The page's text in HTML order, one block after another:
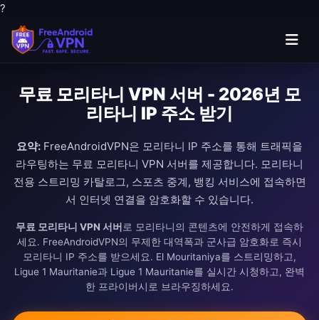
?
무료 모리타니 VPN 서버 - 2026년 모
리타니 IP 주소 받기
요약: FreeAndroidVPN은 모리타니 IP 주소를 통해 트래픽을
라우팅하는 무료 모리타니 VPN 서버를 제공합니다. 모리타니
전용 스트리밍 카탈로그, 스포츠 중계, 뱅킹 서비스에 접속하면
서 인터넷 연결을 암호화할 수 있습니다.
무료 모리타니 VPN 서버 로 모리타니의 콘텐츠에 안전하게 접속하
세요. FreeAndroidVPN의 무제한 대역폭과 군사급 암호화로 즉시
모리타니 IP 주소를 받으세요. El Mouritaniya를 스트리밍하고,
Ligue 1 Mauritanie과 Ligue 1 Mauritanie를 실시간 시청하고, 완벽
한 프라이버시로 브라우징하세요.